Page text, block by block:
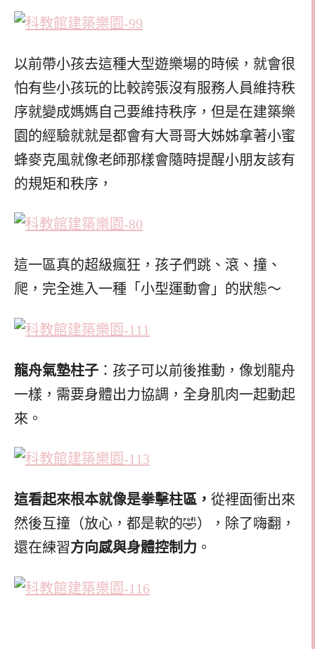
以前帶小孩去這種大型遊樂場的時候，就會很
怕有些小孩玩的比較誇張沒有服務人員維持秩
序就變成媽媽自己要維持秩序，但是在建築樂
園的經驗就就是都會有大哥哥大姊姊拿著小蜜
蜂麥克風就像老師那樣會隨時提醒小朋友該有
的規矩和秩序，
這一區真的超級瘋狂，孩子們跳、滾、撞、
爬，完全進入一種「小型運動會」的狀態～
龍舟氣墊柱子 ：孩子可以前後推動，像划龍舟
一樣，需要身體出力協調，全身肌肉一起動起
來。
這看起來根本就像是拳擊柱區， 從裡面衝出來
然後互撞（放心，都是軟的🤣），除了嗨翻，
還在練習方向感與身體控制力 。